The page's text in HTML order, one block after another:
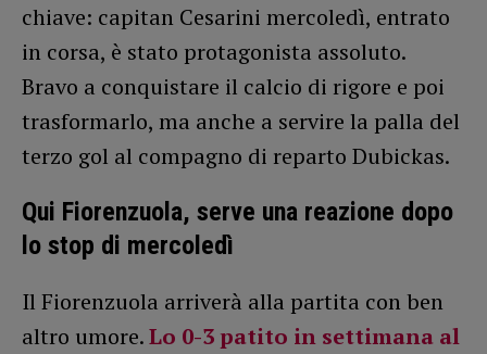
chiave: capitan Cesarini mercoledì, entrato
in corsa, è stato protagonista assoluto.
Bravo a conquistare il calcio di rigore e poi
trasformarlo, ma anche a servire la palla del
terzo gol al compagno di reparto Dubickas.
Qui Fiorenzuola, serve una reazione dopo
lo stop di mercoledì
Il Fiorenzuola arriverà alla partita con ben
altro umore.Lo 0-3 patito in settimana al